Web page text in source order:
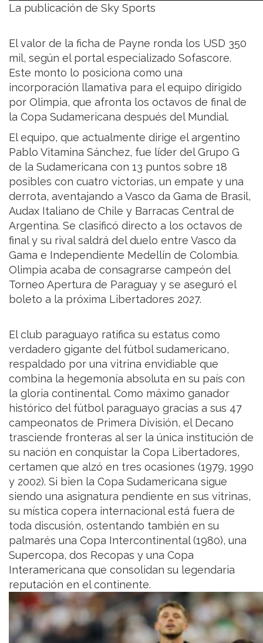
La publicación de Sky Sports
El valor de la ficha de Payne ronda los USD 350
mil, según el portal especializado Sofascore.
Este monto lo posiciona como una
incorporación llamativa para el equipo dirigido
por Olimpia, que afronta los octavos de final de
la Copa Sudamericana después del Mundial.
El equipo, que actualmente dirige el argentino
Pablo Vitamina Sánchez, fue líder del Grupo G
de la Sudamericana con 13 puntos sobre 18
posibles con cuatro victorias, un empate y una
derrota, aventajando a Vasco da Gama de Brasil,
Audax Italiano de Chile y Barracas Central de
Argentina. Se clasificó directo a los octavos de
final y su rival saldrá del duelo entre Vasco da
Gama e Independiente Medellín de Colombia.
Olimpia acaba de consagrarse campeón del
Torneo Apertura de Paraguay y se aseguró el
boleto a la próxima Libertadores 2027.
El club paraguayo ratifica su estatus como
verdadero gigante del fútbol sudamericano,
respaldado por una vitrina envidiable que
combina la hegemonía absoluta en su país con
la gloria continental. Como máximo ganador
histórico del fútbol paraguayo gracias a sus 47
campeonatos de Primera División, el Decano
trasciende fronteras al ser la única institución de
su nación en conquistar la Copa Libertadores,
certamen que alzó en tres ocasiones (1979, 1990
y 2002). Si bien la Copa Sudamericana sigue
siendo una asignatura pendiente en sus vitrinas,
su mística copera internacional está fuera de
toda discusión, ostentando también en su
palmarés una Copa Intercontinental (1980), una
Supercopa, dos Recopas y una Copa
Interamericana que consolidan su legendaria
reputación en el continente.